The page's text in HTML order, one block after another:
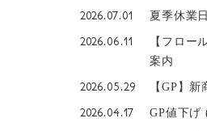
2026.07.01 夏季休業
2026.06.11
【フロー
案内
2026.05.29 【GP】
2026.04.17 GP値下げ